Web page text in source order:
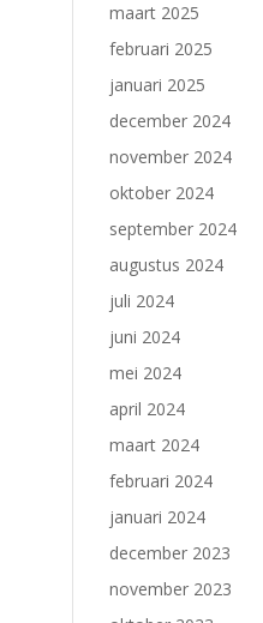
maart 2025
februari 2025
januari 2025
december 2024
november 2024
oktober 2024
september 2024
augustus 2024
juli 2024
juni 2024
mei 2024
april 2024
maart 2024
februari 2024
januari 2024
december 2023
november 2023